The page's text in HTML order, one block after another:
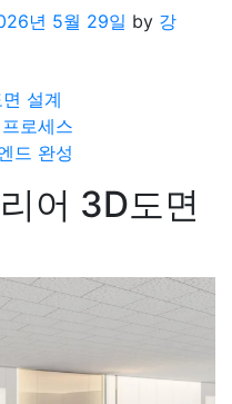
년 5월 29일 by 강
설계
로세스
드 완성
어 3D도면